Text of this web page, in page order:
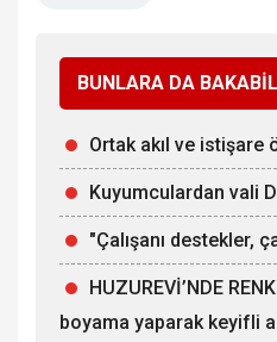
BUNLARA DA
Ortak akıl ve istişare
Kuyumculardan vali
"Çalışanı destekler,
HUZUREVİ’NDE
boyama yaparak keyifli